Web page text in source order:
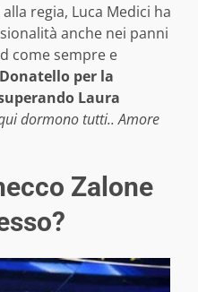
regia, Luca Medici ha
anche nei panni
come sempre e
per la
Laura
dormono tutti.. Amore
Zalone